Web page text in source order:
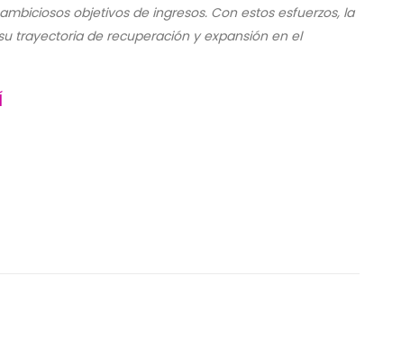
objetivos de ingresos. Con estos esfuerzos, la
trayectoria de recuperación y expansión en el